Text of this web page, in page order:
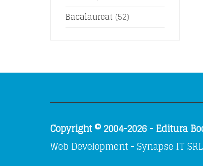
Bacalaureat (52)
Copyright © 2004-2026 - Editura
Web Development - Synapse IT SRL